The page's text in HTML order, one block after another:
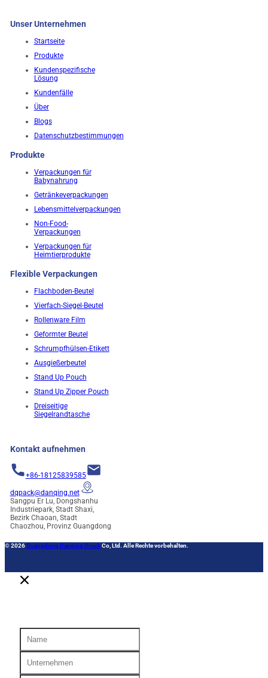
Unser Unternehmen
Startseite
Produkte
Kundenspezifische
Lösung
Kundenfälle
Über
Blogs
Datenschutzbestimmungen
Produkte
Verpackungen für
Babynahrung
Getränkeverpackungen
Lebensmittelverpackungen
Non-Food-
Verpackungen
Verpackungen für
Heimtierprodukte
Flexible Verpackungen
Flachboden-Beutel
Vierfach-Siegel-Beutel
Rollenware Film
Geformter Beutel
Schrumpfhülsen-Etikett
Ausgießerbeutel
Stand Up Pouch
Stand Up Zipper Pouch
Dreiseitige
Siegelrandtasche
Kontakt aufnehmen
+86-18125839585
dqpack@danqing.net
Sangpu Er Lu, Dongshanhu
Industriepark, Stadt Shaxi,
Bezirk Chaoan, Stadt
Chaozhou, Provinz Guangdong
© 2026Guangdong Danqing DruckCo, Ltd. Alle Rechte vorbehalten.